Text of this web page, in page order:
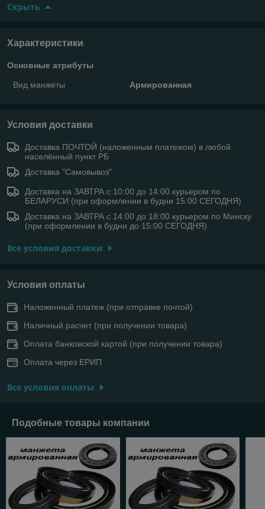
Скрыть
Характеристики
Основные атрибуты
Вид манжеты Армированная
Условия доставки
Доставка ПОЧТОЙ (наложенным платежом) в любой
населённый пункт РБ
Доставка "Самовывоз"
Доставка на ЗАВТРА с 10:00 до 14:00 курьером по
БЕЛАРУСИ (при оформлении в будни 15:00 СЕГОДНЯ)
Доставка на ЗАВТРА с 14:00 до 18:00 курьером по Минску
(при оформлении в будни до 15:00 СЕГОДНЯ)
Все условия доставки
Условия оплаты
Наложенный платеж (при отправке почтой)
Наличный расчет (при получении товара)
Оплата банковской картой (при получении товара)
Оплата через ЕРИП
Все условия оплаты
Подобные товары компании